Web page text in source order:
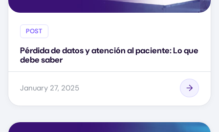
POST
Pérdida de datos y atención al paciente: Lo que
debe saber
January 27, 2025